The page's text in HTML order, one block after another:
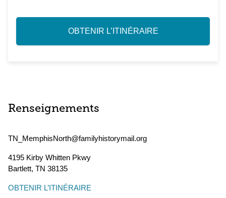
OBTENIR L’ITINÉRAIRE
Renseignements
TN_MemphisNorth@familyhistorymail.org
4195 Kirby Whitten Pkwy
Bartlett, TN 38135
OBTENIR L’ITINÉRAIRE